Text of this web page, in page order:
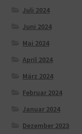
Juli 2024
Juni 2024
Mai 2024
April 2024
März 2024
Februar 2024
Januar 2024
Dezember 2023